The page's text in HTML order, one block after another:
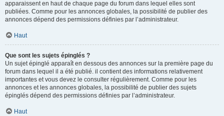
apparaissent en haut de chaque page du forum dans lequel elles sont
publiées. Comme pour les annonces globales, la possibilité de publier des
annonces dépend des permissions définies par l’administrateur.
Haut
Que sont les sujets épinglés ?
Un sujet épinglé apparaît en dessous des annonces sur la première page du
forum dans lequel il a été publié. il contient des informations relativement
importantes et vous devez le consulter régulièrement. Comme pour les
annonces et les annonces globales, la possibilité de publier des sujets
épinglés dépend des permissions définies par l’administrateur.
Haut